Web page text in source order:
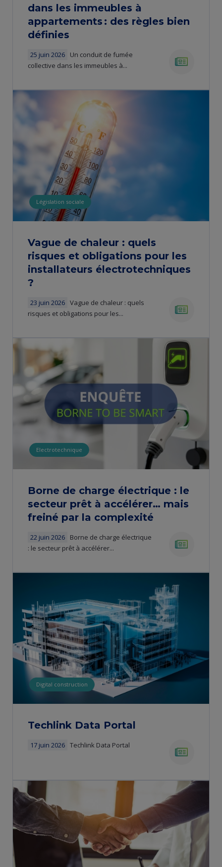
dans les immeubles à
appartements : des règles bien
définies
25 juin 2026
Un conduit de fumée
collective dans les immeubles à...
Législation sociale
Vague de chaleur : quels
risques et obligations pour les
installateurs électrotechniques
?
23 juin 2026 Vague de chaleur : quels
risques et obligations pour les...
Electrotechnique
Borne de charge électrique : le
secteur prêt à accélérer… mais
freiné par la complexité
22 juin 2026
Borne de charge électrique
: le secteur prêt à accélérer...
Digital construction
Techlink Data Portal
17 juin 2026 Techlink Data Portal